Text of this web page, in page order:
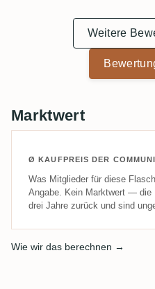
Weitere
Marktwert
Ø KAUFPREIS DER
Was Mitglieder für diese
Angabe. Kein Marktwert — die
drei Jahre zurück und sind
Wie wir das berechnen →